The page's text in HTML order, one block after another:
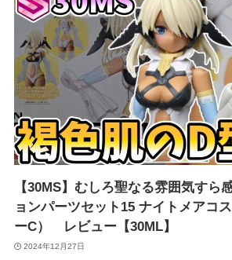
【30MS】むしろ聖なる雰囲気す
ョンパーツセット15 ナイトメアコ
ーC） レビュー【30ML】
2024年12月27日